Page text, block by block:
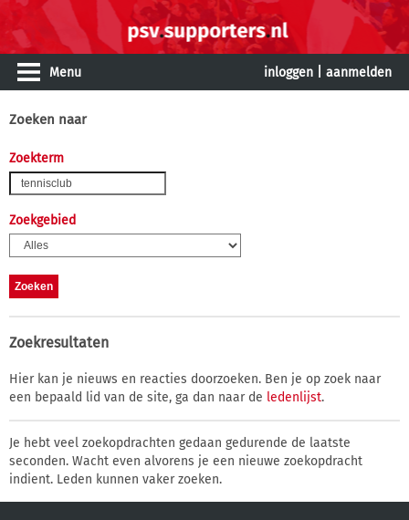
Menu inloggen aanmelden
Zoeken naar
Zoekterm
Zoekgebied
Zoekresultaten
Hier kan je nieuws en reacties doorzoeken. Ben je op zoek naar
een bepaald lid van de site, ga dan naar de ledenlijst.
Je hebt veel zoekopdrachten gedaan gedurende de laatste
seconden. Wacht even alvorens je een nieuwe zoekopdracht
indient. Leden kunnen vaker zoeken.